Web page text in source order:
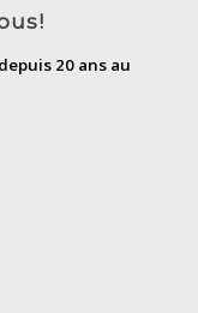
20 ans au